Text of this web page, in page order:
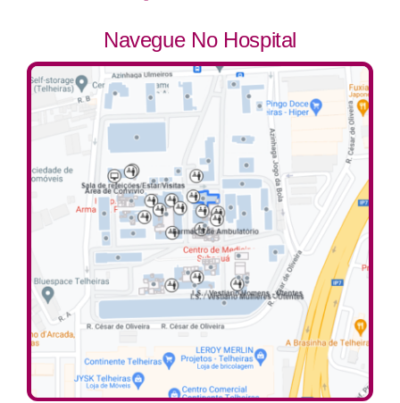
Navegue No Hospital